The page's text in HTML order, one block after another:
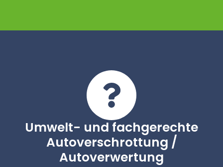
Umwelt- und fachgerechte
Autoverschrottung /
Autoverwertung